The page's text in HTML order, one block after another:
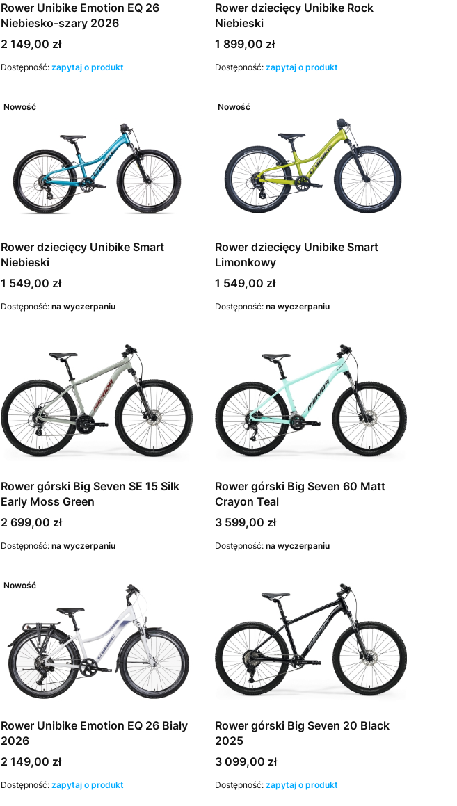
Rower Unibike Emotion EQ 26
Niebiesko-szary 2026
Cena
2 149,00 zł
Dostępność: zapytaj o produkt
Rower dziecięcy Unibike Rock
Niebieski
Cena
1 899,00 zł
Dostępność: zapytaj o produkt
Nowość
Rower dziecięcy Unibike Smart
Niebieski
Cena
1 549,00 zł
Dostępność: na wyczerpaniu
Nowość
Rower dziecięcy Unibike Smart
Limonkowy
Cena
1 549,00 zł
Dostępność: na wyczerpaniu
Rower górski Big Seven SE 15 Silk
Early Moss Green
Cena
2 699,00 zł
Dostępność: na wyczerpaniu
Rower górski Big Seven 60 Matt
Crayon Teal
Cena
3 599,00 zł
Dostępność: na wyczerpaniu
Nowość
Rower Unibike Emotion EQ 26 Biały
2026
Cena
2 149,00 zł
Dostępność: zapytaj o produkt
Rower górski Big Seven 20 Black
2025
Cena
3 099,00 zł
Dostępność: zapytaj o produkt